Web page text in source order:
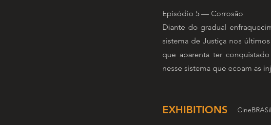
Episódio 5 — Corrosão
Diante do gradual
sistema de Justiça nos
que aparenta ter
nesse sistema que ecoam as
EXHIBITIONS